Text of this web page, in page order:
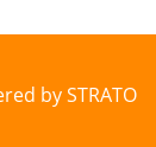
by STRATO